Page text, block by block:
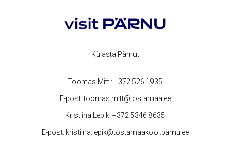
Külasta Pärnut
Toomas Mitt : +372 526 1935
E-post:toomas.mitt@tostamaa.ee
Kristiina Lepik: +372 5346 8635
E-post: kristiina.lepik@tostamaakool.parnu.ee